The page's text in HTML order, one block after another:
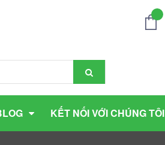
KẾT NỐI VỚI CHÚNG TÔI